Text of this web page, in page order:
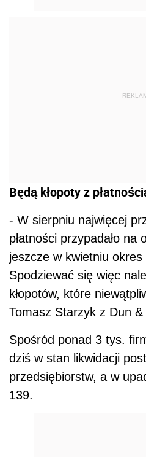
Będą kłopoty z
- W sierpniu najwięcej
płatności przypadało na
jeszcze w kwietniu okres
Spodziewać się więc
kłopotów, które
Tomasz Starzyk z Dun
Spośród ponad 3 tys.
dziś w stan likwidacji
przedsiębiorstw, a w
139.